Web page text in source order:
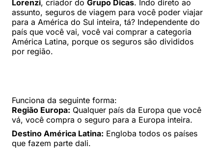
Lorenzi, criador do Grupo Dicas. Indo direto ao
assunto, seguros de viagem para você poder viajar
para a América do Sul inteira, tá? Independente do
país que você vai, você vai comprar a categoria
América Latina, porque os seguros são divididos
por região.
Funciona da seguinte forma:
Região Europa: Qualquer país da Europa que você
vá, você compra o seguro para a Europa inteira.
Destino América Latina: Engloba todos os países
que fazem parte dali.